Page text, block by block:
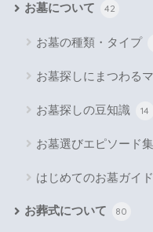
お墓について 42
お墓の種類・タイプ
お墓探しにまつわる
お墓探しの豆知識 14
お墓選びエピソード集
はじめてのお墓ガイド
お葬式について 80